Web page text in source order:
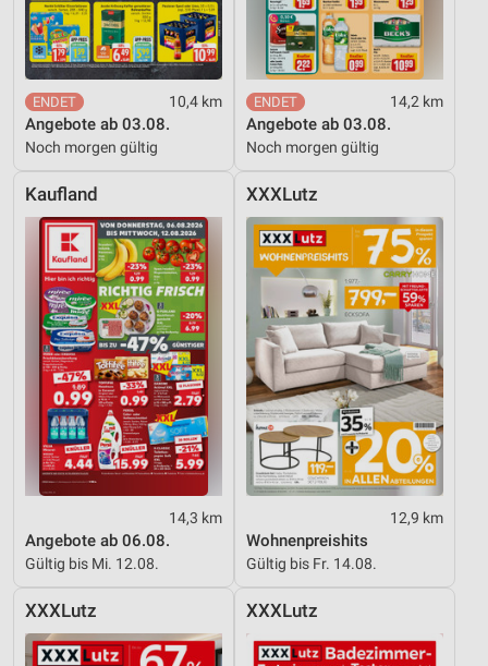
10,4 km
Angebote ab 03.08.
Noch morgen gültig
14,2 km
Angebote ab 03.08.
Noch morgen gültig
Kaufland
14,3 km
Angebote ab 06.08.
Gültig bis Mi. 12.08.
XXXLutz
12,9 km
Wohnenpreishits
Gültig bis Fr. 14.08.
XXXLutz XXXLutz